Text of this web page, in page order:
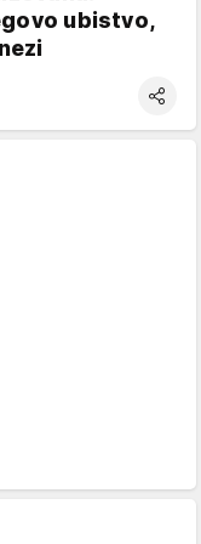
ubistvo,